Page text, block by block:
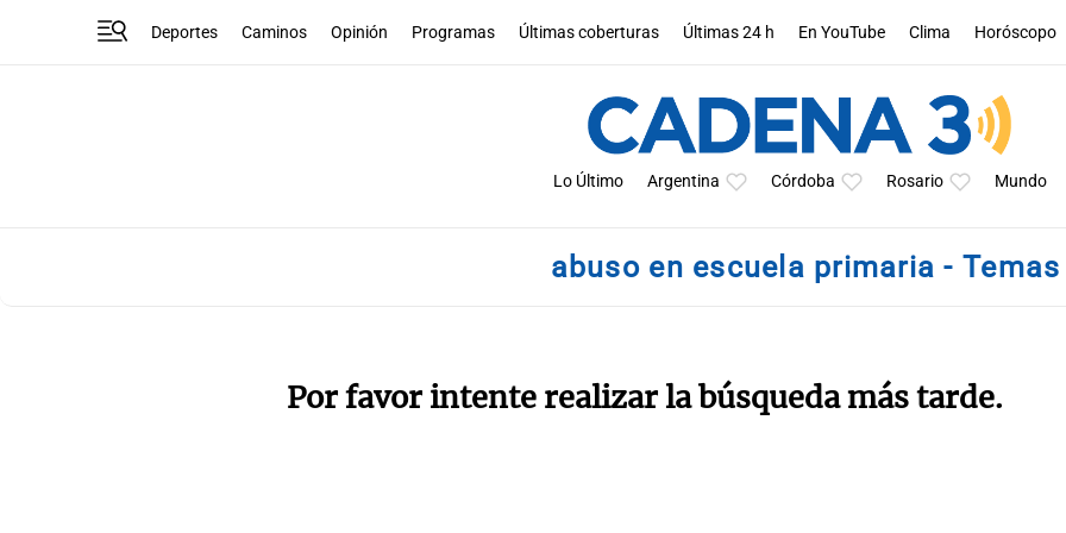
Deportes Caminos Opinión Programas Últimas coberturas Últimas 24 h En YouTube Clima Horóscopo
Lo Último Argentina Córdoba Rosario Mundo
abuso en escuela primaria - Temas
Por favor intente realizar la búsqueda más tarde.